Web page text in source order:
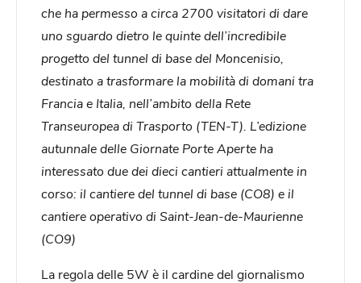
che ha permesso a circa 2700 visitatori di dare
uno sguardo dietro le quinte dell’incredibile
progetto del tunnel di base del Moncenisio,
destinato a trasformare la mobilità di domani tra
Francia e Italia, nell’ambito della Rete
Transeuropea di Trasporto (TEN-T). L’edizione
autunnale delle Giornate Porte Aperte ha
interessato due dei dieci cantieri attualmente in
corso: il cantiere del tunnel di base (CO8) e il
cantiere operativo di Saint-Jean-de-Maurienne
(CO9)
La regola delle 5W è il cardine del giornalismo